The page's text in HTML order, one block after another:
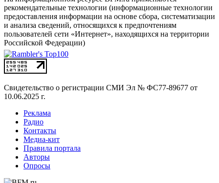
рекомендательные технологии (информационные технологии
предоставления информации на основе сбора, систематизации
и анализа сведений, относящихся к предпочтениям
пользователей сети «Интернет», находящихся на территории
Российской Федерации)
Свидетельство о регистрации СМИ Эл № ФС77-89677 от
10.06.2025 г.
Реклама
Радио
Контакты
Медиа-кит
Правила портала
Авторы
Опросы